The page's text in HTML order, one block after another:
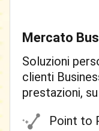
Mercato
Soluzioni
clienti
prestazioni,
Point to